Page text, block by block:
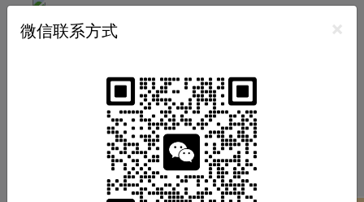
利购物app有什么优势？一、在网络上购买商品有哪些利
弊?对于消费者的
想开发一款手机APP，包括哪些步骤？APP开
发流程详解
题对于我们这些在互联网公司工作的人来说可能并不陌生，
但是对于很多没有接触过这个板块的人来说，就比较难理解
了。其实，APP开发的流程并不复杂，接下来就带大家一起
看一下一套完整的APP开发流程包含哪些步骤。一、基本功
教育APP开发前景分析，未来发展趋势如何？
教育类APP发展前景如何？教育类APP发展前景如何？
2019-09-2913:16教育培训APP是为培训机构搭建的一个
微信联系方式 ×